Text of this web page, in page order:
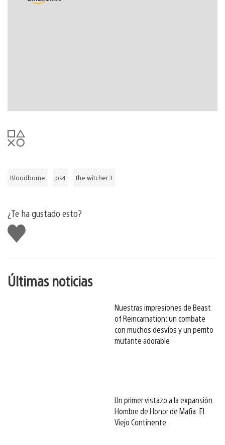
Bloodborne ps4 the witcher 3
¿Te ha gustado esto?
Me
gusta
Últimas noticias
Nuestras impresiones de Beast
of Reincarnation: un combate
con muchos desvíos y un perrito
mutante adorable
Un primer vistazo a la expansión
Hombre de Honor de Mafia: El
Viejo Continente